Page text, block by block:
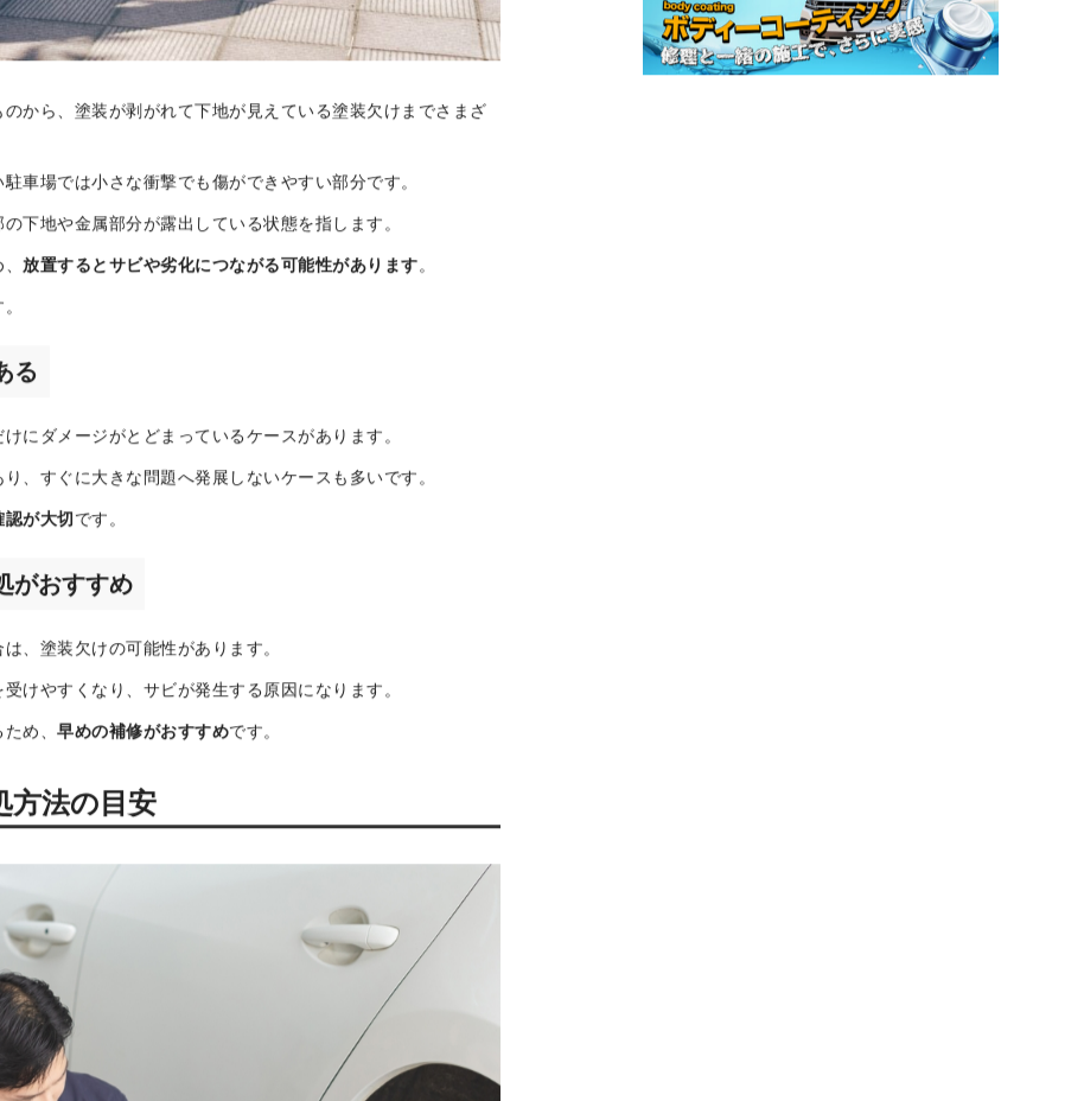
から、塗装が剥がれて下地が見えている塗装欠けまでさまざ
車場では小さな衝撃でも傷ができやすい部分です。
下地や金属部分が露出している状態を指します。
放置するとサビや劣化につながる可能性があります
。
る
にダメージがとどまっているケースがあります。
、すぐに大きな問題へ発展しないケースも多いです。
が大切 です。
がおすすめ
けやすくなり、サビが発生する原因になります。
ため、早めの補修がおすすめ
法の目安